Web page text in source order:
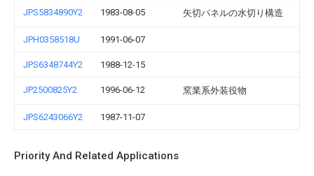
JPS5834890Y2 1983-08-05 矢切パネルの水切り構造
JPH0358518U 1991-06-07
JPS6348744Y2 1988-12-15
JP2500825Y2 1996-06-12 窯業系外装役物
JPS6243066Y2 1987-11-07
Priority And Related Applications